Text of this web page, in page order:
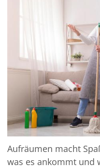
Aufräumen macht
was es ankommt und